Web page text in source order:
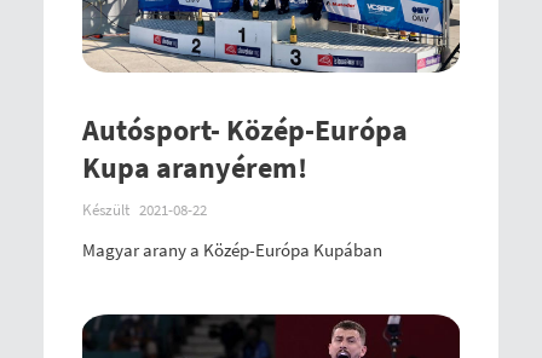
Autósport- Közép-Európa
Kupa aranyérem!
Készült 2021-08-22
Magyar arany a Közép-Európa Kupában